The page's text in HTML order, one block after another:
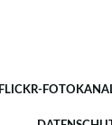
FLICKR-